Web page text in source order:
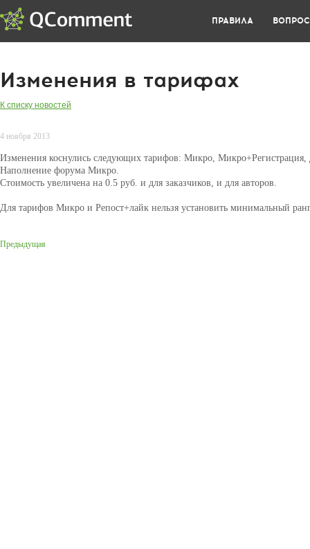
ПРАВИЛА
Изменения в тарифах
К списку новостей
4 ноября 2013
Изменения коснулись следующих тарифов: Микро,
Наполнение форума Микро.
Стоимость увеличена на 0.5 руб. и для заказчиков, и для авторов.
Для тарифов Микро и Репост+лайк нельзя установить минимальный
Предыдущая